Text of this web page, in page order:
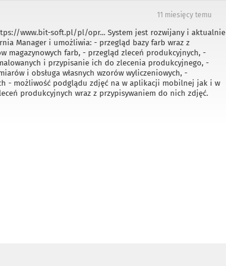
11 miesięcy temu
www.bit-soft.pl/pl/opr... System jest rozwijany i aktualnie
Manager i umożliwia: - przegląd bazy farb wraz z
magazynowych farb, - przegląd zleceń produkcyjnych, -
i przypisanie ich do zlecenia produkcyjnego, -
i obsługa własnych wzorów wyliczeniowych, -
- możliwość podglądu zdjęć na w aplikacji mobilnej jak i w
produkcyjnych wraz z przypisywaniem do nich zdjęć.